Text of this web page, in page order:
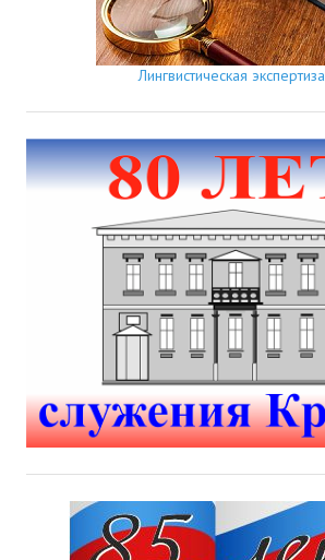
Лингвистическая экспертиза